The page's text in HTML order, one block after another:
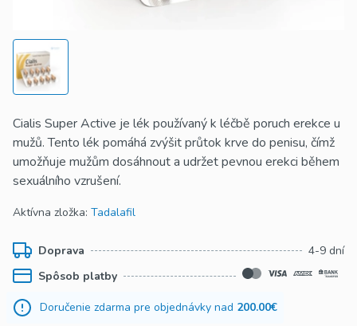
Cialis Super Active je lék používaný k léčbě poruch erekce u
mužů. Tento lék pomáhá zvýšit průtok krve do penisu, čímž
umožňuje mužům dosáhnout a udržet pevnou erekci během
sexuálního vzrušení.
Aktívna zložka: Tadalafil
Doprava
4-9 dní
Spôsob platby
Doručenie zdarma pre objednávky nad 200.00€